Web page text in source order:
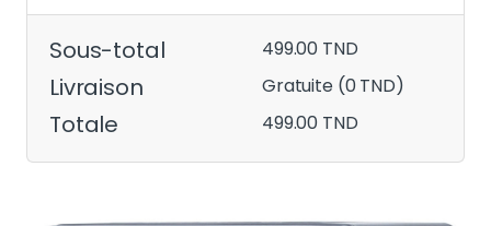
Sous-total 499.00 TND
Livraison Gratuite (0 TND)
Totale 499.00 TND